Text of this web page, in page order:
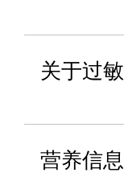
关于过敏
营养信息